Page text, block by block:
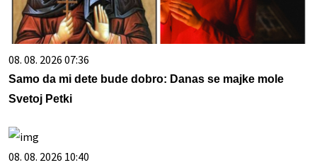
08. 08. 2026 07:36
Samo da mi dete bude dobro: Danas se majke mole
Svetoj Petki
08. 08. 2026 10:40